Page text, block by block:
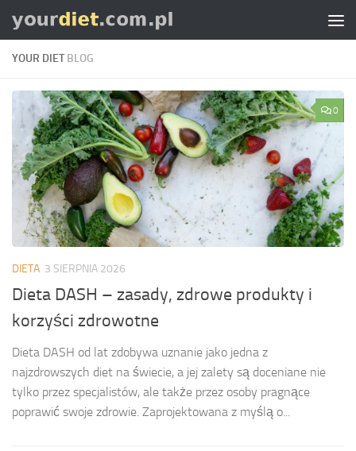
Skip to content
YOUR DIETBLOG
0
DIETA 3 SIERPNIA 2026
Dieta DASH – zasady, zdrowe produkty i
korzyści zdrowotne
Dieta DASH od lat zdobywa uznanie jako jedna z
najzdrowszych diet na świecie, a jej zalety są doceniane nie
tylko przez specjalistów, ale także przez osoby pragnące
poprawić swoje zdrowie. Zaprojektowana z myślą o...